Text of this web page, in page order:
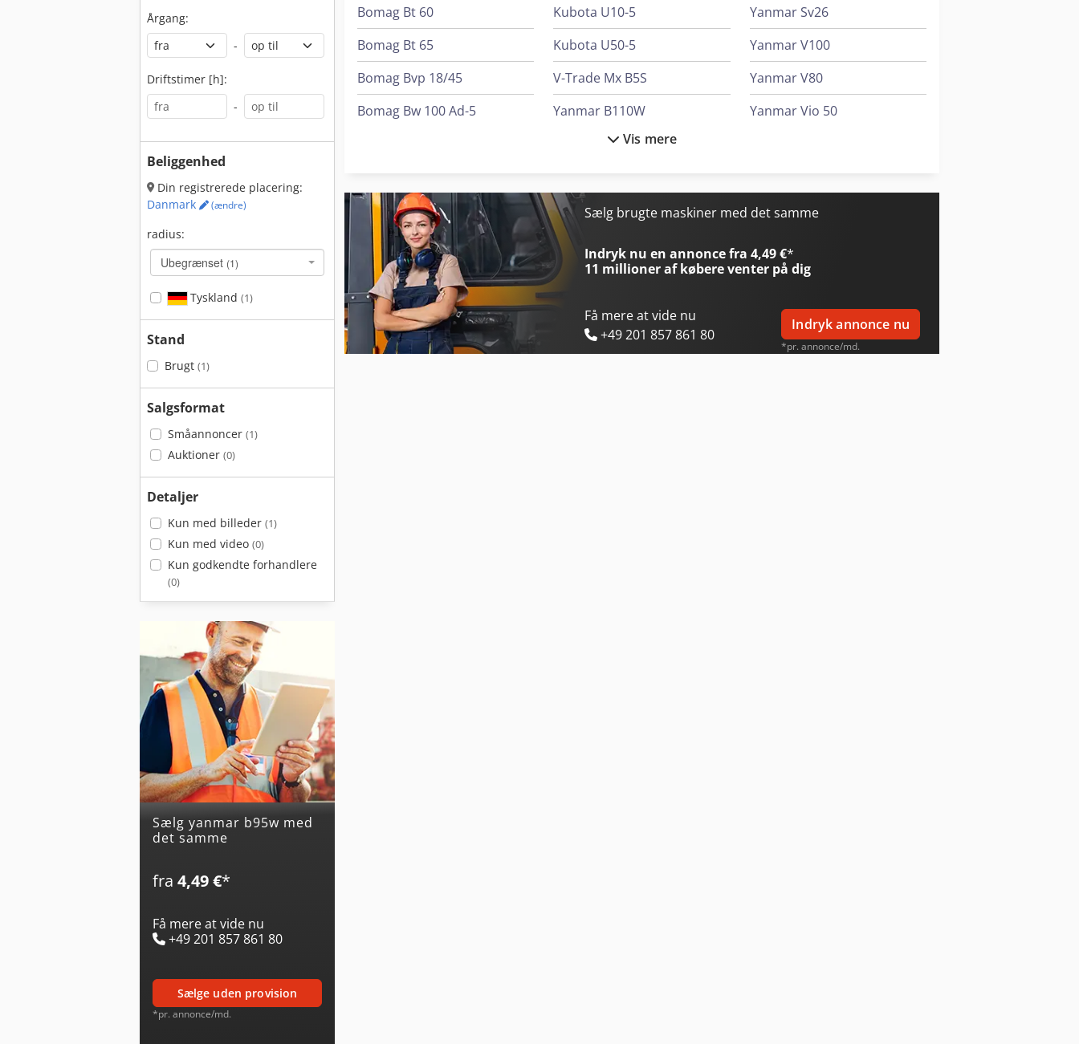
Årgang:
-
Driftstimer [h]:
-
Beliggenhed
Din registrerede placering:
Danmark
(ændre)
radius:
Ubegrænset (1)
Tyskland (1)
Stand
Brugt (1)
Salgsformat
Småannoncer (1)
Auktioner (0)
Detaljer
Kun med billeder (1)
Kun med video (0)
Kun godkendte forhandlere
(0)
Sælg yanmar b95w med
det samme
fra 4,49 €*
Få mere at vide nu
+49 201 857 861 80
sælge uden provision
*pr. annonce/md.
korttidsnummerplader. Fortoldning Vi hjælper dig gerne med fortoldningsprocessen.
Bomag Bt 60
Bomag Bt 65
Bomag Bvp 18/45
Bomag Bw 100 Ad-5
Jcb 525-60E
Jcb 535-95
Kubota U10-5
Kubota U50-5
V-Trade Mx B5S
Yanmar B110W
Yanmar B75W
Yanmar Sv17Vt
Yanmar Sv19Vt
Yanmar Sv26
Yanmar V100
Yanmar V80
Yanmar Vio 50
Vis mere
Sælg brugte maskiner med det samme
Indryk nu en annonce fra 4,49 €*
11 millioner af købereventer på dig
Få mere at vide nu
+49 201 857 861 80
Indryk annonce nu
*pr. annonce/md.